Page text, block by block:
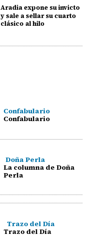
Aradia expone su invicto
y sale a sellar su cuarto
clásico al hilo
Confabulario
Confabulario
Doña Perla
La columna de Doña
Perla
Trazo del Día
Trazo del Día